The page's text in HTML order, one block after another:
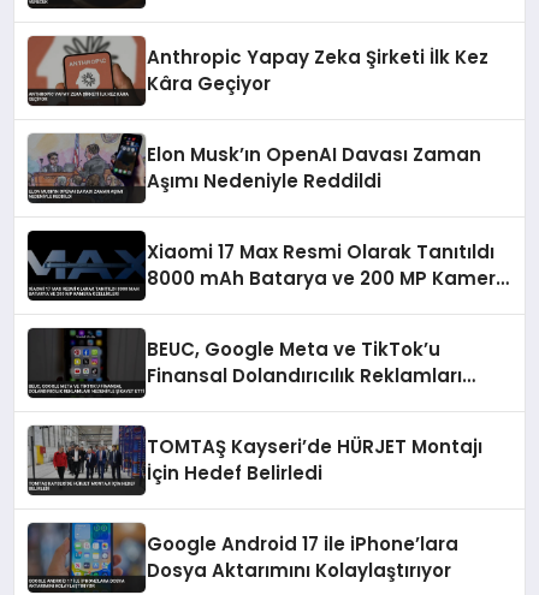
Anthropic Yapay Zeka Şirketi İlk Kez
Kâra Geçiyor
Elon Musk’ın OpenAI Davası Zaman
Aşımı Nedeniyle Reddildi
Xiaomi 17 Max Resmi Olarak Tanıtıldı
8000 mAh Batarya ve 200 MP Kamera
BEUC, Google Meta ve TikTok’u
Finansal Dolandırıcılık Reklamları
TOMTAŞ Kayseri’de HÜRJET Montajı
İçin Hedef Belirledi
Google Android 17 ile iPhone’lara
Dosya Aktarımını Kolaylaştırıyor